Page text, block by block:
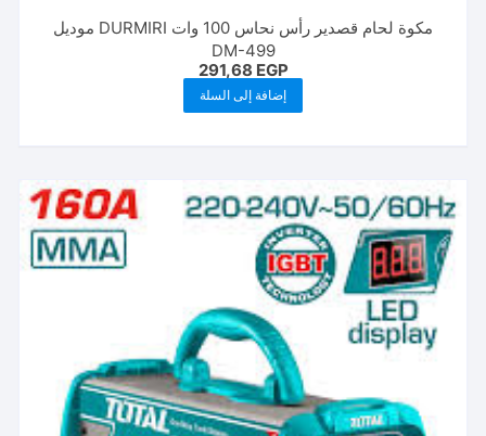
مكوة لحام قصدير رأس نحاس 100 وات DURMIRI موديل
DM-499
291,68 EGP
إضافة إلى السلة